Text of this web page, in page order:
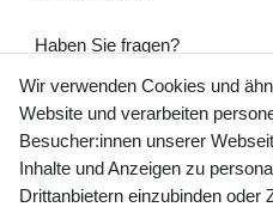
Haben Sie fragen?
+49 (0) 35243
Mo-Fr 9-15 Uhr
shop@banjado.com
Wir verwenden Cookies und
Website und verarbeiten
Besucher:innen unserer
Inhalte und Anzeigen zu
Drittanbietern einzubinden oder